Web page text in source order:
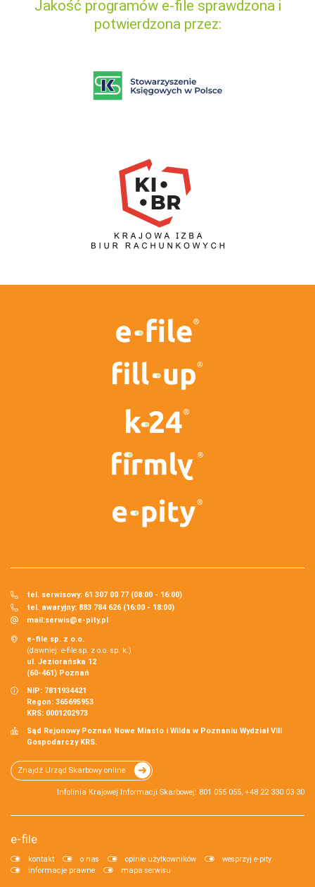
Jakość programów e-file sprawdzona i
potwierdzona przez:
tel. serwisowy: 61 307 00 77 (08:00 - 16:00)
tel. awaryjny: 883 784 626 (16:00 - 18:00)
mail:serwis@e-pity.pl
e-file sp. z o.o.
(dawniej: e-file sp. z o.o. sp. k.)
ul. Jeziorańska 12
(60-461) Poznań
NIP: 7811934421
Regon: 365695953
KRS: 0001202973
Sąd Rejonowy Poznań Nowe Miasto i Wilda w Poznaniu Wydział VIII
Gospodarczy KRS.
Znajdź Urząd Skarbowy online
Infolinia Krajowej Informacji Skarbowej: 801 055 055, +48 22 330 03 30
e-file
kontakt o nas opinie użytkowników
wesprzyj e-pity
informacje prawne
mapa serwisu